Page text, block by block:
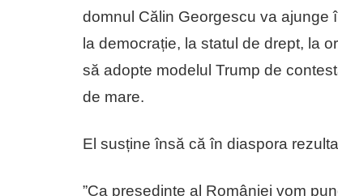
domnul Călin Georgescu va ajunge
la democrație, la statul de drept, la
să adopte modelul Trump de
de mare.
El susține însă că în diaspora
”Ca președinte al României vom